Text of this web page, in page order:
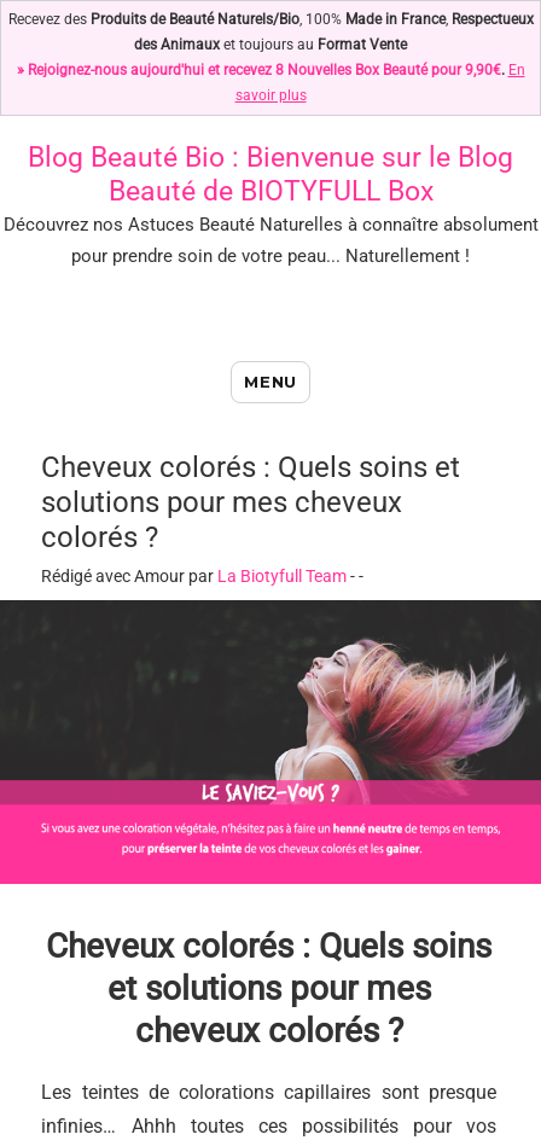
Recevez des Produits de Beauté Naturels/Bio, 100% Made in France, Respectueux
des Animauxet toujours au Format Vente
» Rejoignez-nous aujourd'hui et recevez 8 Nouvelles Box Beauté pour 9,90€. En
savoir plus
Blog Beauté Bio : Bienvenue sur le Blog
Beauté de BIOTYFULL Box
Découvrez nos Astuces Beauté Naturelles à connaître absolument
pour prendre soin de votre peau... Naturellement !
Blog Beauté Bio : Notre Top des
Astuces Beauté Naturelles !
MENU
Cheveux colorés : Quels soins et
solutions pour mes cheveux
colorés ?
Rédigé avec Amour par La Biotyfull Team--
Cheveux colorés : Quels soins
et solutions pour mes
cheveux colorés ?
Les teintes de colorations capillaires sont presque
infinies… Ahhh toutes ces possibilités pour vos